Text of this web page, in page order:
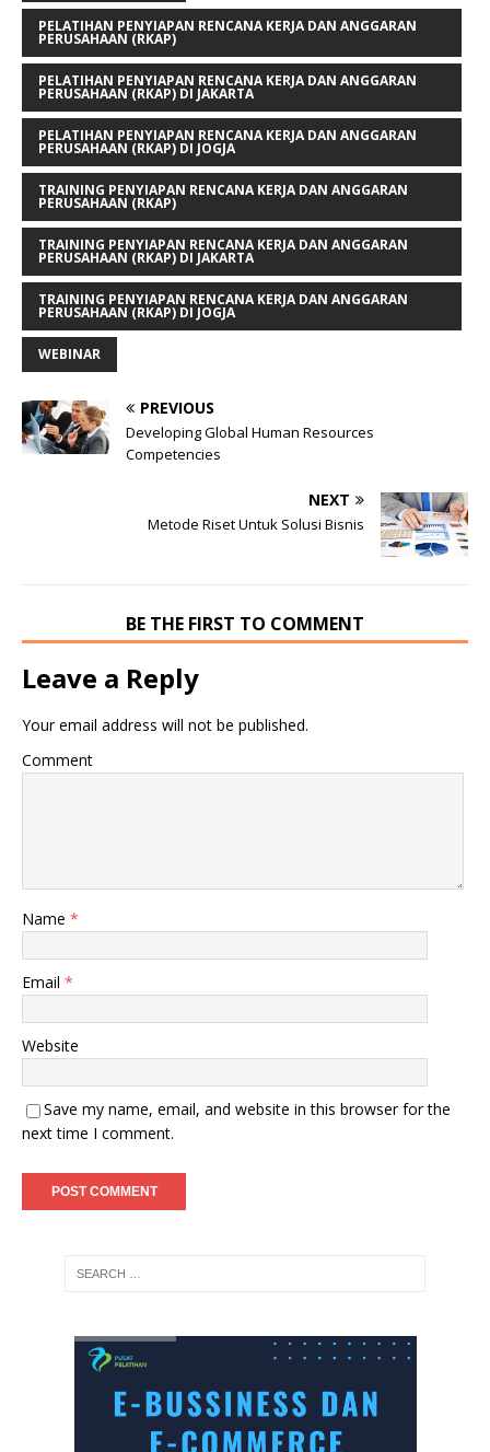
PELATIHAN PENYIAPAN RENCANA KERJA DAN ANGGARAN
PERUSAHAAN (RKAP)
PELATIHAN PENYIAPAN RENCANA KERJA DAN ANGGARAN
PERUSAHAAN (RKAP) DI JAKARTA
PELATIHAN PENYIAPAN RENCANA KERJA DAN ANGGARAN
PERUSAHAAN (RKAP) DI JOGJA
TRAINING PENYIAPAN RENCANA KERJA DAN ANGGARAN
PERUSAHAAN (RKAP)
TRAINING PENYIAPAN RENCANA KERJA DAN ANGGARAN
PERUSAHAAN (RKAP) DI JAKARTA
TRAINING PENYIAPAN RENCANA KERJA DAN ANGGARAN
PERUSAHAAN (RKAP) DI JOGJA
WEBINAR
PREVIOUS
Developing Global Human Resources
Competencies
NEXT
Metode Riset Untuk Solusi Bisnis
BE THE FIRST TO COMMENT
Leave a Reply
Your email address will not be published.
Comment
Name *
Email *
Website
Save my name, email, and website in this browser for the
next time I comment.